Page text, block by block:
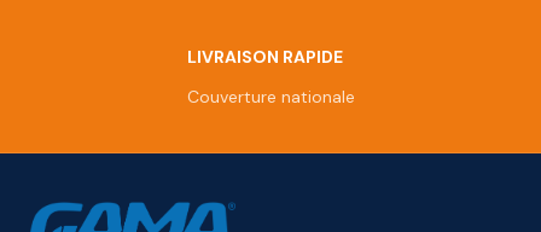
LIVRAISON RAPIDE
Couverture nationale